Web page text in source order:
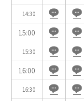
14:30
15:00
15:30
16:00
16:30
こちらの
以下か
受付時間 9:00
口の字型